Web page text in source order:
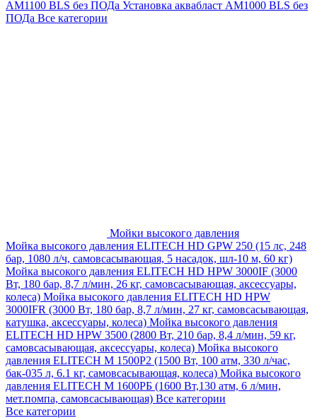
AM1100 BLS без ПОДа Установка аквабласт AM1000 BLS без
ПОДа Все категории
Мойки высокого давления
Мойка высокого давления ELITECH HD GPW 250 (15 лс, 248
бар, 1080 л/ч, самовсасывающая, 5 насадок, шл-10 м, 60 кг)
Мойка высокого давления ELITECH HD HPW 3000IF (3000
Вт, 180 бар, 8,7 л/мин, 26 кг, самовсасывающая, аксессуары,
колеса) Мойка высокого давления ELITECH HD HPW
3000IFR (3000 Вт, 180 бар, 8,7 л/мин, 27 кг, самовсасывающая,
катушка, аксессуары, колеса) Мойка высокого давления
ELITECH HD HPW 3500 (2800 Вт, 210 бар, 8,4 л/мин, 59 кг,
самовсасывающая, аксессуары, колеса) Мойка высокого
давления ELITECH M 1500P2 (1500 Вт, 100 атм, 330 л/час,
бак-035 л, 6.1 кг, самовсасывающая, колеса) Мойка высокого
давления ELITECH М 1600РБ (1600 Вт,130 атм, 6 л/мин,
мет.помпа, самовсасывающая) Все категории
Все категории